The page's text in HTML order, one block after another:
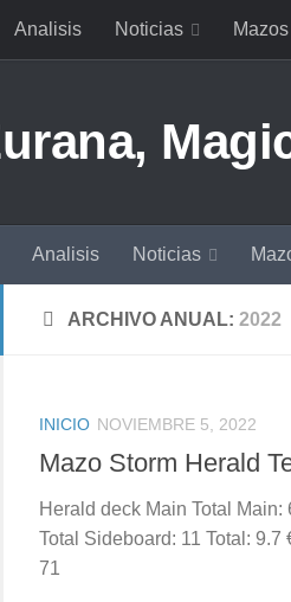
Analisis Noticias Mazos
Analisis Noticias
ARCHIVO ANUAL: 2022
INICIO NOVIEMBRE 5, 2022
Mazo Storm Herald
Herald deck Main Total Main:
Total Sideboard: 11 Total: 9.7
71